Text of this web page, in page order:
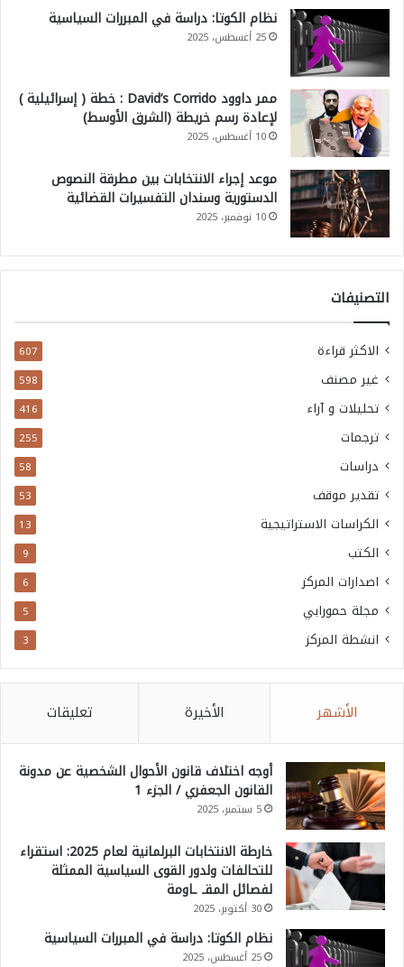
نظام الكوتا: دراسة في المبررات السياسية
25 أغسطس، 2025
ممر داوود David’s Corrido : خطة ( إسرائيلية )
لإعادة رسم خريطة (الشرق الأوسط)
10 أغسطس، 2025
موعد إجراء الانتخابات بين مطرقة النصوص
الدستورية وسندان التفسيرات القضائية
10 نوفمبر، 2025
التصنيفات
الاكثر قراءة 607
غير مصنف 598
تحليلات و آراء 416
ترجمات 255
دراسات 58
تقدير موقف 53
الكراسات الاستراتيجية 13
الكتب 9
اصدارات المركز 6
مجلة حمورابي 5
انشطة المركز 3
الأشهر الأخيرة تعليقات
أوجه اختلاف قانون الأحوال الشخصية عن مدونة
القانون الجعفري / الجزء 1
5 سبتمبر، 2025
خارطة الانتخابات البرلمانية لعام 2025: استقراء
للتحالفات ولدور القوى السياسية الممثلة
لفصائل المقـ ـاومة
30 أكتوبر، 2025
نظام الكوتا: دراسة في المبررات السياسية
25 أغسطس، 2025